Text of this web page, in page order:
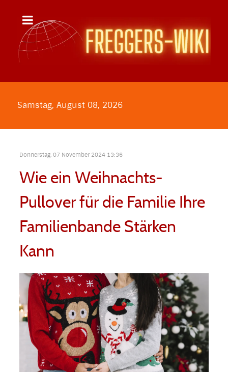
Samstag, August 08, 2026
Donnerstag, 07 November 2024 13:36
Wie ein Weihnachts-
Pullover für die Familie Ihre
Familienbande Stärken
Kann